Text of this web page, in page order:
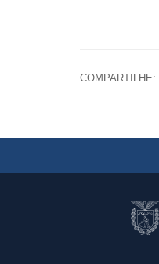
COMPARTILHE:
principal